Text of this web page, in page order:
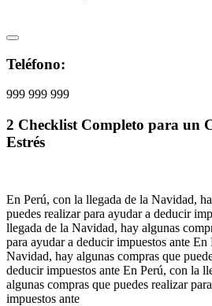
Teléfono:
999 999 999
2 Checklist Completo para un
Estrés
En Perú, con la llegada de la Navidad,
puedes realizar para ayudar a deducir
llegada de la Navidad, hay algunas
para ayudar a deducir impuestos ante
Navidad, hay algunas compras que
deducir impuestos ante En Perú, con la
algunas compras que puedes realizar
impuestos ante